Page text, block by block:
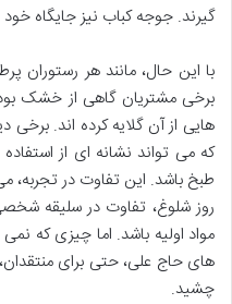
گیرند. جوجه کباب نیز جایگاه
با این حال، مانند هر رستوران
برخی مشتریان گاهی از خشک
هایی از آن گلایه کرده اند.
که می تواند نشانه ای از
طبخ باشد. این تفاوت در تجربه،
روز شلوغ، تفاوت در سلیقه
مواد اولیه باشد. اما چیزی که
های حاج علی، حتی برای
چشید.